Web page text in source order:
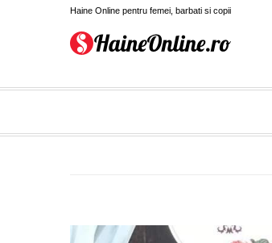
Haine Online pentru femei, barbati si copii